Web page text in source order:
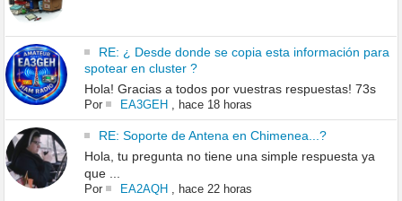
RE: ¿ Desde donde se copia esta información para
spotear en cluster ?
Hola! Gracias a todos por vuestras respuestas! 73s
Por EA3GEH, hace 18 horas
RE: Soporte de Antena en Chimenea...?
Hola, tu pregunta no tiene una simple respuesta ya
que ...
Por EA2AQH, hace 22 horas